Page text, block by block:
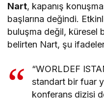
Nart, kapanış
başlarına değindi.
buluşma değil, küresel
belirten Nart, şu
“WORLDEF
standart bir fuar
konferans dizisi